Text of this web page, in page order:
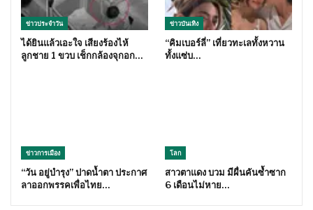
ข่าวประจำวัน
ได้ยินแล้วเอะใจ เสียงร้องไห้
ลูกชาย 1 ขวบ เช็กกล้องจุกอก…
ข่าวบันเทิง
“คิมเบอร์ลี่” เที่ยวทะเลทั้งหวาน
ทั้งแซ่บ…
ข่าวการเมือง
“วัน อยู่บำรุง” ปาดน้ำตา ประกาศ
ลาออกพรรคเพื่อไทย…
โลก
สาวตาแดง บวม มีผื่นคันซ้ำซาก
6 เดือนไม่หาย…